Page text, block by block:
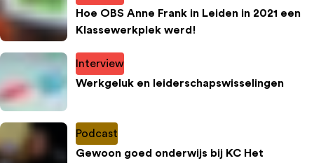
Hoe OBS Anne Frank in Leiden in 2021 een
Klassewerkplek werd!
Interview
Werkgeluk en leiderschapswisselingen
Podcast
Gewoon goed onderwijs bij KC Het